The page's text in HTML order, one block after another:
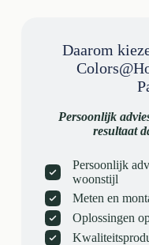
Daarom
Persoonlijk
resultaat
Persoonlijk
woonstijl
Meten en
Oplossingen